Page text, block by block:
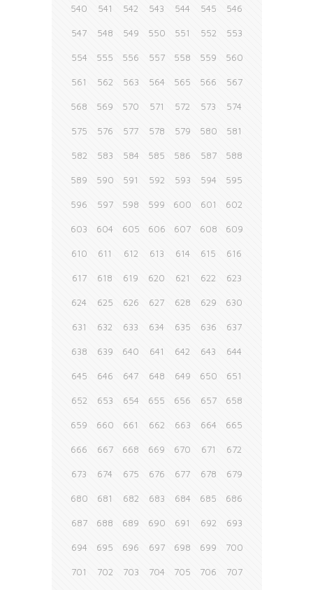
540 541 542 543 544 545 546
547 548 549 550 551 552 553
554 555 556 557 558 559 560
561 562 563 564 565 566 567
568 569 570 571 572 573 574
575 576 577 578 579 580 581
582 583 584 585 586 587 588
589 590 591 592 593 594 595
596 597 598 599 600 601 602
603 604 605 606 607 608 609
610 611 612 613 614 615 616
617 618 619 620 621 622 623
624 625 626 627 628 629 630
631 632 633 634 635 636 637
638 639 640 641 642 643 644
645 646 647 648 649 650 651
652 653 654 655 656 657 658
659 660 661 662 663 664 665
666 667 668 669 670 671 672
673 674 675 676 677 678 679
680 681 682 683 684 685 686
687 688 689 690 691 692 693
694 695 696 697 698 699 700
701 702 703 704 705 706 707